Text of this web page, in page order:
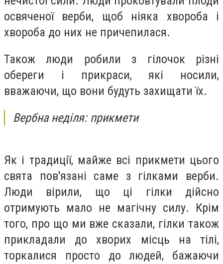
освяченої верби, щоб ніяка хвороба і
хвороба до них не причепилася.
Також люди робили з гілочок різні
обереги і прикраси, які носили,
вважаючи, що вони будуть захищати їх.
Вербна неділя: прикмети
Як і традиції, майже всі прикмети цього
свята пов'язані саме з гілками верби.
Люди вірили, що ці гілки дійсно
отримують мало не магічну силу. Крім
того, про що ми вже сказали, гілки також
прикладали до хворих місць на тілі,
торкалися просто до людей, бажаючи